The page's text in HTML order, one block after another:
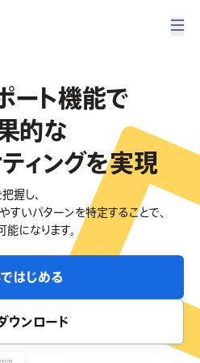
ート機能で
的な
ィングを実現
握し、
すいパターンを特定することで、
になります。
はじめる
ウンロード